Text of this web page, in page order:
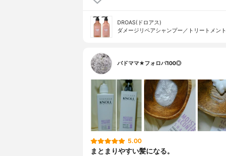
DROAS(ドロアス)
ダメージリペアシャンプー／トリートメント
バドママ★フォロバ100◎
5.00
まとまりやすい髪になる。